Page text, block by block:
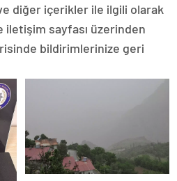
diğer içerikler ile ilgili olarak
sayfası üzerinden
bildirimlerinize geri